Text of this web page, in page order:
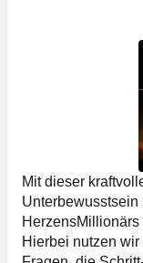
Mit dieser
HerzensMillionärs
Hierbei nutzen